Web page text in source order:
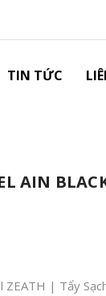
TIN TỨC
AIN
ZEATH | Tẩy